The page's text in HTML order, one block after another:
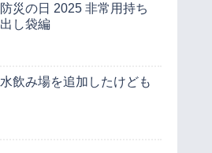
防災の日 2025 非常用持ち
出し袋編
水飲み場を追加したけども